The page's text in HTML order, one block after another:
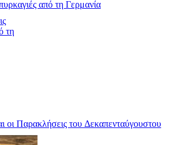
από τη Γερμανία
οι Παρακλήσεις του Δεκαπενταύγουστου￼￼